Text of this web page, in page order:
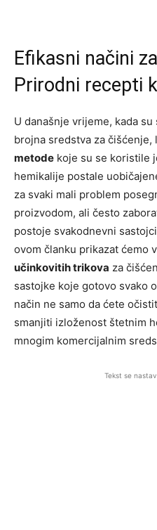
Efikasni načini
Prirodni recepti
U današnje vrijeme, kada
brojna sredstva za čišćenje,
metode koje su se koristile
hemikalije postale
za svaki mali problem
proizvodom, ali često
postoje svakodnevni
ovom članku prikazat ćemo
učinkovitih trikova za
sastojke koje gotovo svako
način ne samo da ćete
smanjiti izloženost štetnim
mnogim komercijalnim
Tekst se